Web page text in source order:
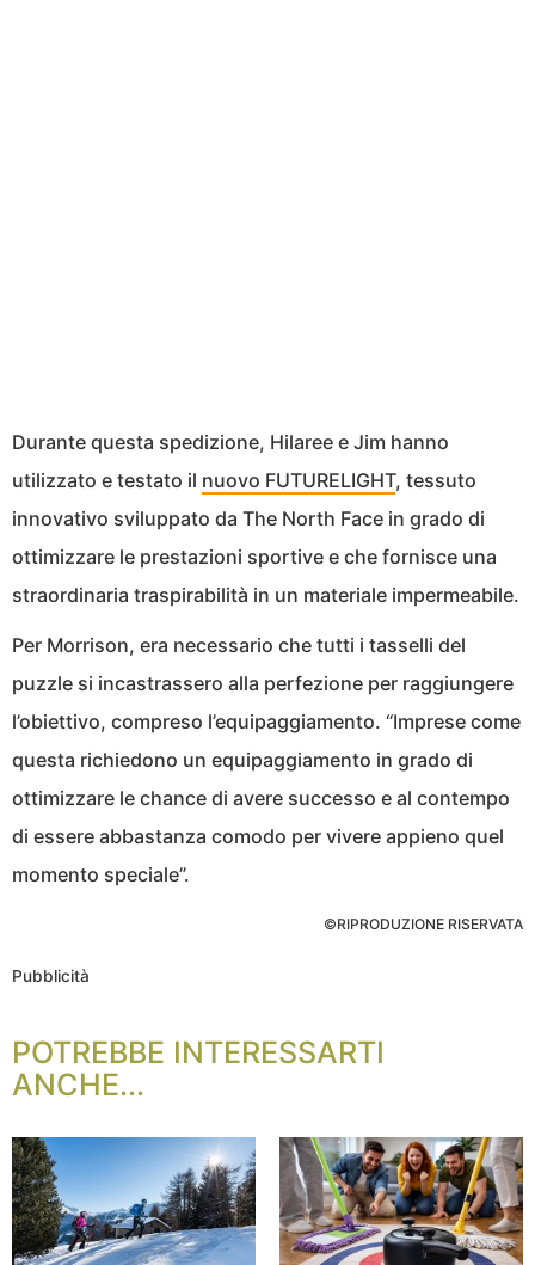
Durante questa spedizione, Hilaree e Jim hanno
utilizzato e testato il nuovo FUTURELIGHT, tessuto
innovativo sviluppato da The North Face in grado di
ottimizzare le prestazioni sportive e che fornisce una
straordinaria traspirabilità in un materiale impermeabile.
Per Morrison, era necessario che tutti i tasselli del
puzzle si incastrassero alla perfezione per raggiungere
l’obiettivo, compreso l’equipaggiamento. “Imprese come
questa richiedono un equipaggiamento in grado di
ottimizzare le chance di avere successo e al contempo
di essere abbastanza comodo per vivere appieno quel
momento speciale”.
©RIPRODUZIONE RISERVATA
Pubblicità
POTREBBE INTERESSARTI
ANCHE...